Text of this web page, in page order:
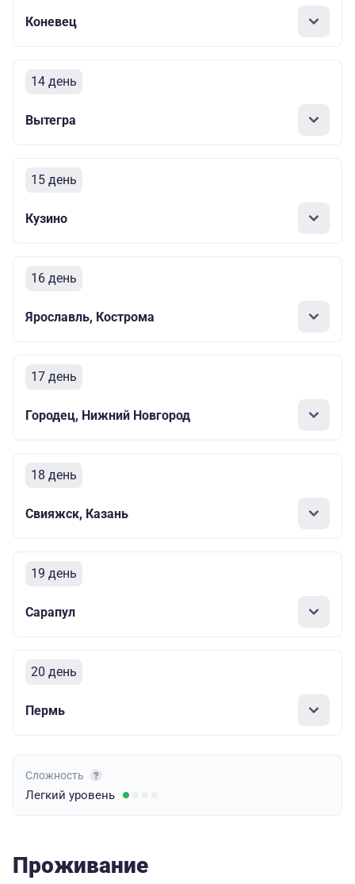
Коневец
14 день
Вытегра
15 день
Кузино
16 день
Ярославль, Кострома
17 день
Городец, Нижний Новгород
18 день
Свияжск, Казань
19 день
Сарапул
20 день
Пермь
Сложность
Легкий уровень
Проживание